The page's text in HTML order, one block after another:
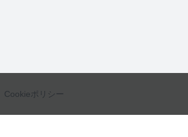
Cookieポリシー